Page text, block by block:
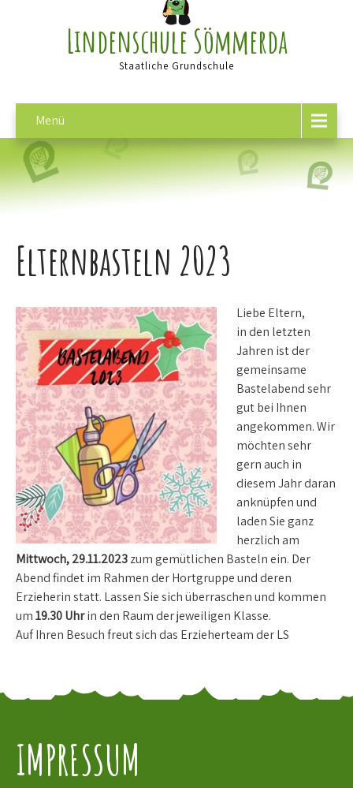
Lindenschule Sömmerda
Staatliche Grundschule
Menü
Elternbasteln 2023
Liebe Eltern,
in den letzten
Jahren ist der
gemeinsame
Bastelabend sehr
gut bei Ihnen
angekommen. Wir
möchten sehr
gern auch in
diesem Jahr daran
anknüpfen und
laden Sie ganz
herzlich am
Mittwoch, 29.11.2023zum gemütlichen Basteln ein. Der
Abend findet im Rahmen der Hortgruppe und deren
Erzieherin statt. Lassen Sie sich überraschen und kommen
um19.30 Uhrin den Raum der jeweiligen Klasse.
Auf Ihren Besuch freut sich das Erzieherteam der LS
IMPRESSUM